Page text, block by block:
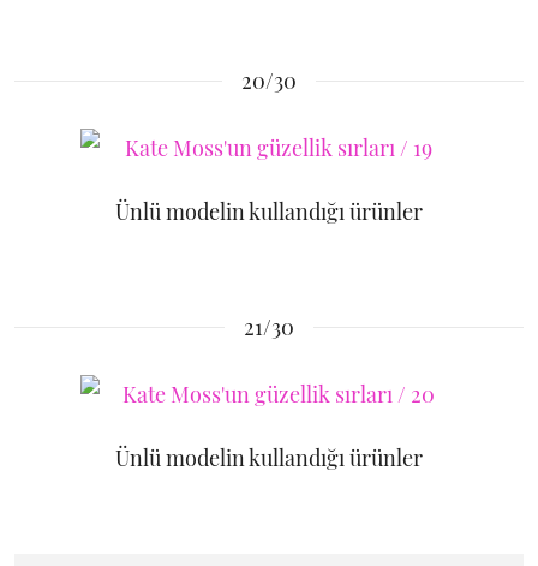
20/30
Ünlü modelin kullandığı ürünler
21/30
Ünlü modelin kullandığı ürünler